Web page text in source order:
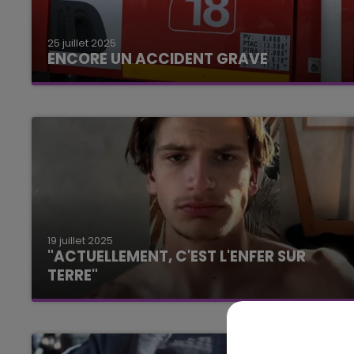
16h00 - 20h00
LE WEEK-END CHAMPAGNE FM
25 juillet 2025
ENCORE UN ACCIDENT GRAVE
19 juillet 2025
"ACTUELLEMENT, C'EST L'ENFER SUR
TERRE"